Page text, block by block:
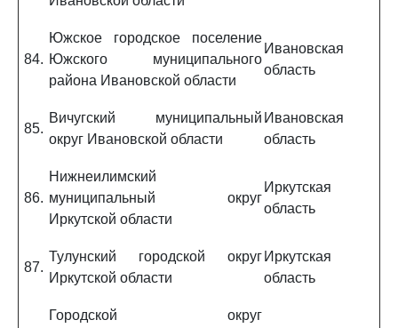
84.
Южское городское поселение
Южского муниципального
района Ивановской области
Ивановская
область
85.
Вичугский муниципальный
округ Ивановской области
Ивановская
область
86.
Нижнеилимский
муниципальный округ
Иркутской области
Иркутская
область
87.
Тулунский городской округ
Иркутской области
Иркутская
область
Городской округ